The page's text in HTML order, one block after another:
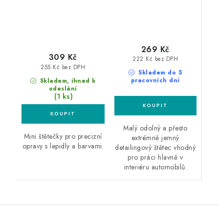
Skladem, ihned k
odeslání
(1 ks)
255 Kč bez DPH
309 Kč
Mini štětečky pro precizní
opravy s lepidly a barvami.
Skladem do 5
pracovních dní
222 Kč bez DPH
269 Kč
Malý odolný a přesto
extrémně jemný
detailingový štětec vhodný
pro práci hlavně v
interiéru automobilů.